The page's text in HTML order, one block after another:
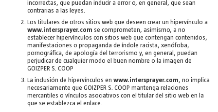
incorrectas, que puedan inducir a error o, en general, que sean
contrarias a las leyes.
Los titulares de otros sitios web que deseen crear un hipervínculo a
www.intersprayer.com se comprometen, asimismo, a no
establecer hipervínculos con sitios web que contengan contenidos,
manifestaciones o propaganda de índole racista, xenófoba,
pornográfica, de apología del terrorismo y, en general, puedan
perjudicar de cualquier modo el buen nombre o la imagen de
GOIZPER S. COOP
La inclusión de hipervínculos en www.intersprayer.com, no implica
necesariamente que GOIZPER S. COOP mantenga relaciones
mercantiles o vínculos asociativos con el titular del sitio web en la
que se establezca el enlace.